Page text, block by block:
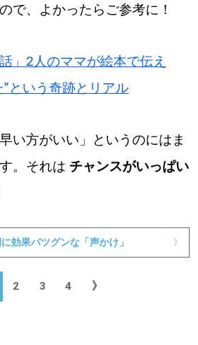
で、よかったらご参考に！
」2人のママが絵本で伝え
という奇跡とリアル
い方がいい」というのにはま
。それは チャンスがいっぱい
効果バツグンな「声かけ」 》
2 3 4 》